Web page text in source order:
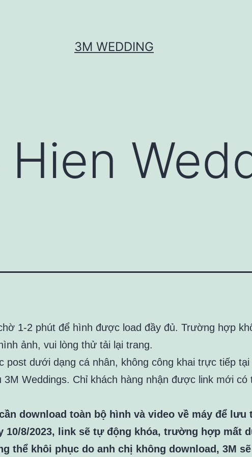
3M WEDDING
1-2 phút để hình được load đầy đủ. Trường hợp
ảnh, vui lòng thử tải lại trang.
post dưới dạng cá nhân, không công khai trực tiếp tại
3M Weddings. Chỉ khách hàng nhận được link mới có
download toàn bộ hình và video về máy để lưu
10/8/2023, link sẽ tự động khóa, trường hợp mất
thể khôi phục do anh chị không download, 3M sẽ